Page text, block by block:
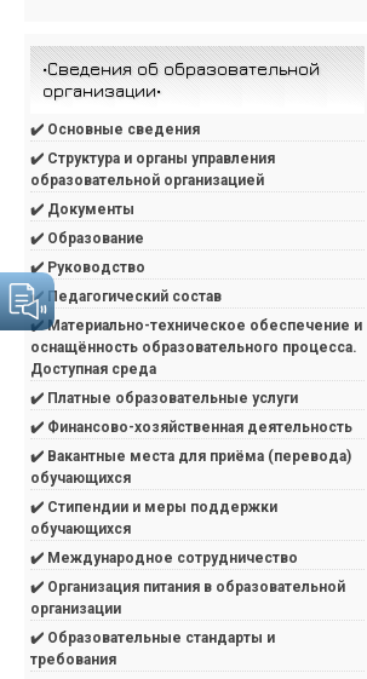
•Сведения об образовательной
организации•
✔️ Основные сведения
✔️ Структура и органы управления
образовательной организацией
✔️ Документы
✔️ Образование
✔️ Руководство
✔️ Педагогический состав
✔️ Материально-техническое обеспечение и
оснащённость образовательного процесса.
Доступная среда
✔️ Платные образовательные услуги
✔️ Финансово-хозяйственная деятельность
✔️ Вакантные места для приёма (перевода)
обучающихся
✔️ Стипендии и меры поддержки
обучающихся
✔️ Международное сотрудничество
✔️ Организация питания в образовательной
организации
✔️ Образовательные стандарты и
требования